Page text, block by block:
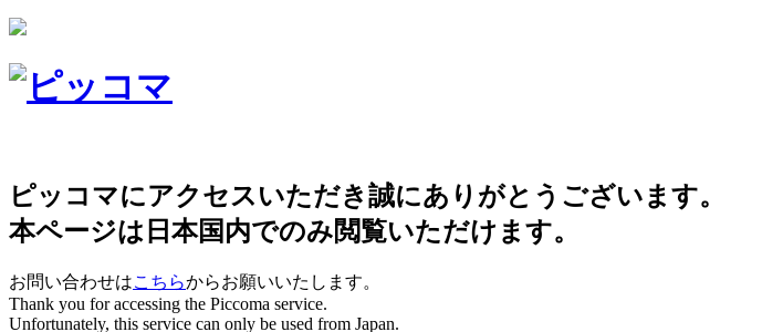
ピッコマにアクセスいただき誠にありがとうございます。
本ページは日本国内でのみ閲覧いただけます。
お問い合わせはこちらからお願いいたします。
Thank you for accessing the Piccoma service.
Unfortunately, this service can only be used from Japan.